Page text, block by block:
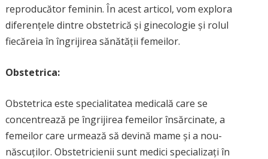
reproducător feminin. În acest articol, vom explora
diferențele dintre obstetrică și ginecologie și rolul
fiecăreia în îngrijirea sănătății femeilor.
Obstetrica:
Obstetrica este specialitatea medicală care se
concentrează pe îngrijirea femeilor însărcinate, a
femeilor care urmează să devină mame și a nou-
născuților. Obstetricienii sunt medici specializați în